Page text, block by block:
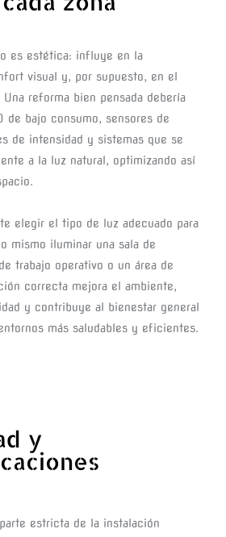
es estética: influye en la
visual y, por supuesto, en el
reforma bien pensada debería
de bajo consumo, sensores de
de intensidad y sistemas que se
a la luz natural, optimizando así
elegir el tipo de luz adecuado para
mismo iluminar una sala de
trabajo operativo o un área de
correcta mejora el ambiente,
y contribuye al bienestar general
más saludables y eficientes.
y
estricta de la instalación